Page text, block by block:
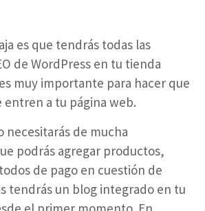
es que tendrás todas las
de WordPress en tu tienda
muy importante para hacer que
entren a tu página web.
necesitarás de mucha
podrás agregar productos,
de pago en cuestión de
tendrás un blog integrado en tu